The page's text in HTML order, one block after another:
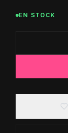
EN STOCK